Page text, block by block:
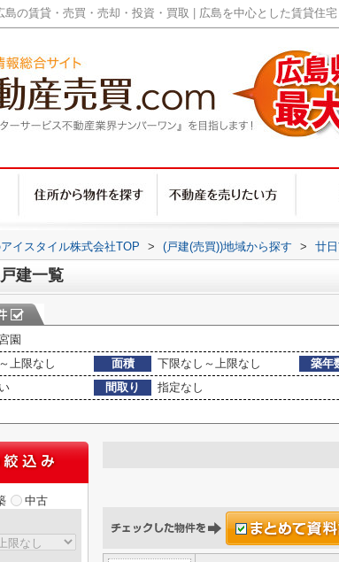
島の賃貸・売買・売却・投資・買取 | 広島を中心とした賃貸住
イスタイル株式会社TOP > (戸建(売買))地域から探す > 廿
建一覧
園
上限なし 面積 下限なし～上限なし 築年
間取り
指定なし
中古